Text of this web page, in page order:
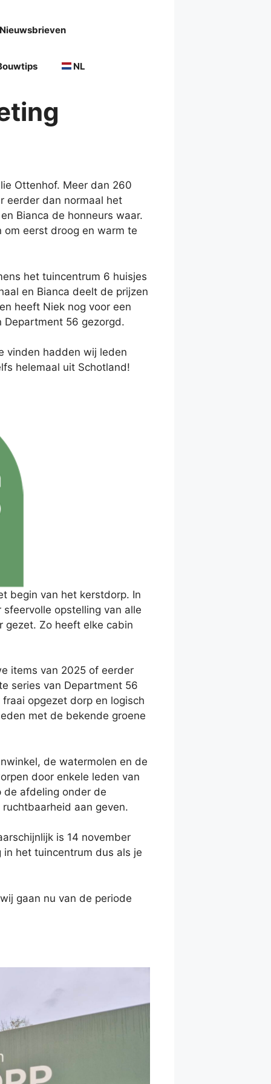
NL
Ottenhof. Meer dan 260
eerder dan normaal het
Bianca de honneurs waar.
eerst droog en warm te
het tuincentrum 6 huisjes
en Bianca deelt de prijzen
heeft Niek nog voor een
Department 56 gezorgd.
vinden hadden wij leden
helemaal uit Schotland!
begin van het kerstdorp. In
opstelling van alle
gezet. Zo heeft elke cabin
items van 2025 of eerder
series van Department 56
opgezet dorp en logisch
met de bekende groene
de watermolen en de
door enkele leden van
de afdeling onder de
aan geven.
is 14 november
het tuincentrum dus als je
gaan nu van de periode